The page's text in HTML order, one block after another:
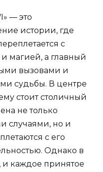
— это
истории, где
с
магией, а главный
вызовами и
судьбы. В центре
стоит столичный
не только
случаями, но и
с его
Однако в
и каждое принятое